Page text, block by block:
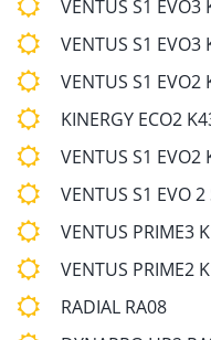
VENTUS S1 EVO3
VENTUS S1 EVO3
VENTUS S1 EVO2
KINERGY ECO2
VENTUS S1 EVO2
VENTUS S1 EVO
VENTUS PRIME3
VENTUS PRIME2
RADIAL RA08